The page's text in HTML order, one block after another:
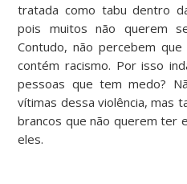
tratada como tabu dentro
pois muitos não querem
Contudo, não percebem
contém racismo. Por isso
pessoas que tem medo?
vítimas dessa violência, mas
brancos que não querem ter
eles.